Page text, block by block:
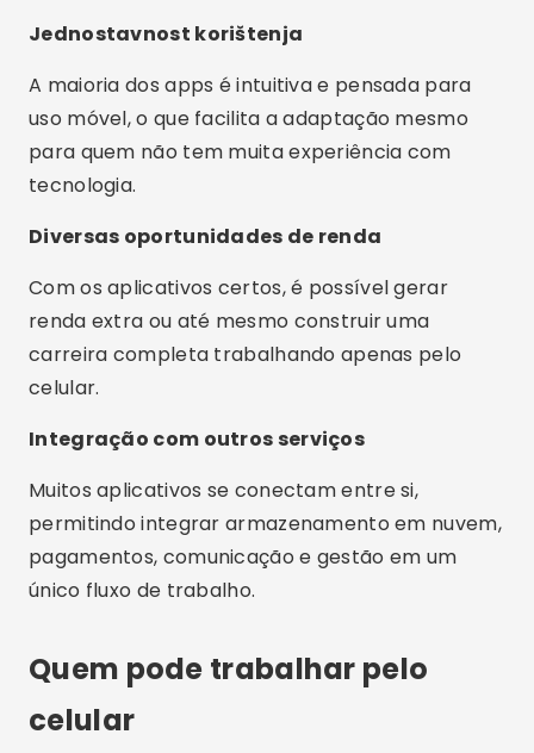
Jednostavnost korištenja
A maioria dos apps é intuitiva e pensada para
uso móvel, o que facilita a adaptação mesmo
para quem não tem muita experiência com
tecnologia.
Diversas oportunidades de renda
Com os aplicativos certos, é possível gerar
renda extra ou até mesmo construir uma
carreira completa trabalhando apenas pelo
celular.
Integração com outros serviços
Muitos aplicativos se conectam entre si,
permitindo integrar armazenamento em nuvem,
pagamentos, comunicação e gestão em um
único fluxo de trabalho.
Quem pode trabalhar pelo
celular